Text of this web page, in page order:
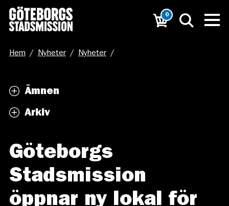
0
Hem / Nyheter / Nyheter /
Ämnen
Arkiv
Göteborgs
Stadsmission
öppnar ny lokal för